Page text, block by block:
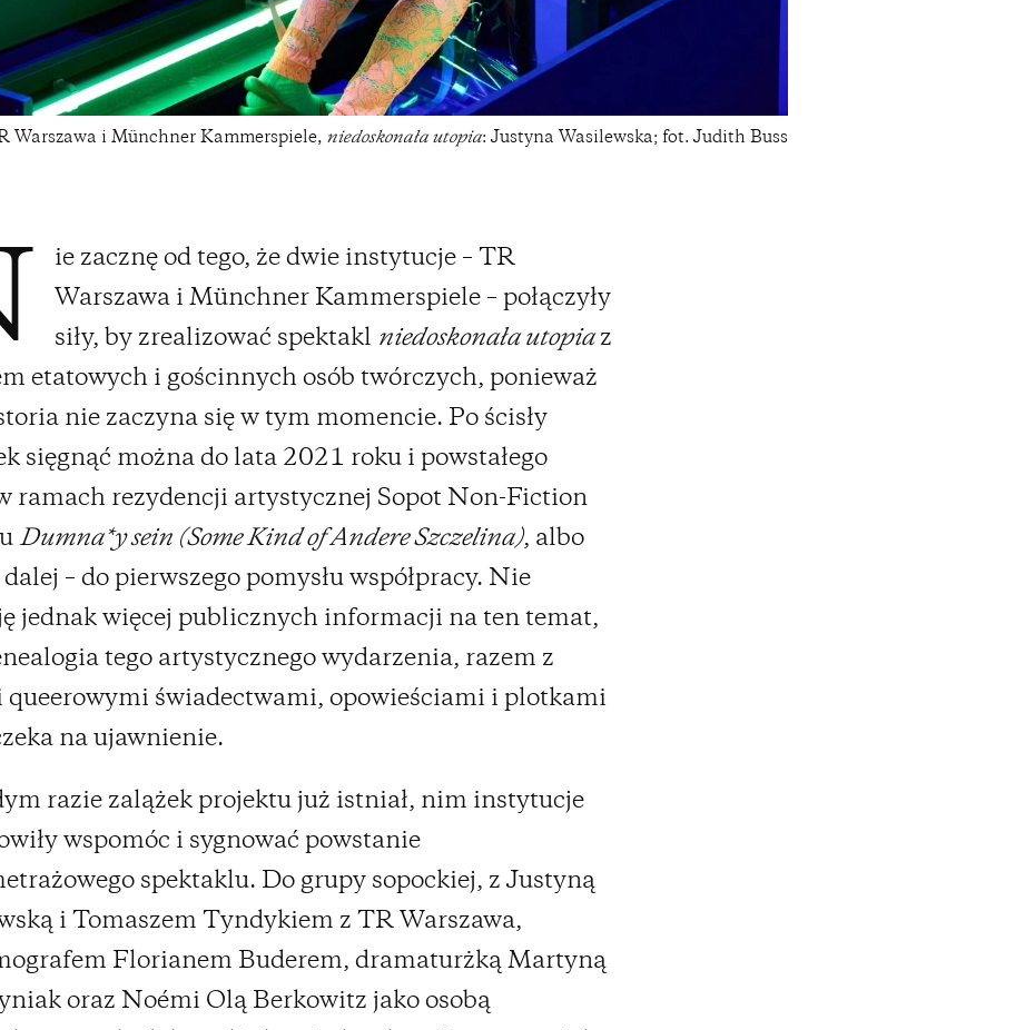
Warszawa i Münchner Kammerspiele, niedoskonała utopia: Justyna Wasilewska; fot. Judith Buss
ie zacznę od tego, że dwie instytucje – TR
Warszawa i Münchner Kammerspiele – połączyły
siły, by zrealizować spektakl niedoskonała utopiaz
etatowych i gościnnych osób twórczych, ponieważ
nie zaczyna się w tym momencie. Po ścisły
sięgnąć można do lata 2021 roku i powstałego
ramach rezydencji artystycznej Sopot Non-Fiction
Dumna*y sein (Some Kind of Andere Szczelina), albo
dalej – do pierwszego pomysłu współpracy. Nie
jednak więcej publicznych informacji na ten temat,
tego artystycznego wydarzenia, razem z
świadectwami, opowieściami i plotkami
na ujawnienie.
razie zalążek projektu już istniał, nim instytucje
wspomóc i sygnować powstanie
spektaklu. Do grupy sopockiej, z Justyną
i Tomaszem Tyndykiem z TR Warszawa,
Florianem Buderem, dramaturżką Martyną
oraz Noémi Olą Berkowitz jako osobą